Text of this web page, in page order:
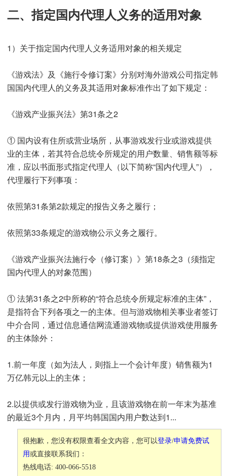
二、指定国内代理人义务的适用对象
1）关于指定国内代理人义务适用对象的相关规定
《游戏法》及《施行令修订案》分别对海外游戏公司指定韩
国国内代理人的义务及其适用对象标准作出了如下规定：
《游戏产业振兴法》第31条之2
① 国内设有住所或营业场所，从事游戏发行业或游戏提供
业的主体，若其符合总统令所规定的用户数量、销售额等标
准，应以书面形式指定代理人（以下简称“国内代理人”），
代理履行下列事项：
依照第31条第2款规定的报告义务之履行；
依照第33条规定的游戏物公示义务之履行。
《游戏产业振兴法施行令（修订案）》第18条之3（须指定
国内代理人的对象范围）
① 法第31条之2中所称的“符合总统令所规定标准的主体”，
是指符合下列各项之一的主体。但与游戏物相关事业者签订
中介合同，通过信息通信网流通游戏物或提供游戏使用服务
的主体除外：
1.前一年度（如为法人，则指上一个会计年度）销售额为1
万亿韩元以上的主体；
2.以提供或发行游戏物为业，且该游戏物在前一年末为基准
的最近3个月内，月平均韩国国内用户数达到1...
很抱歉，您没有权限查看全文内容，您可以登录/申请免费试
用或直接联系我们：
热线电话: 400-066-5518